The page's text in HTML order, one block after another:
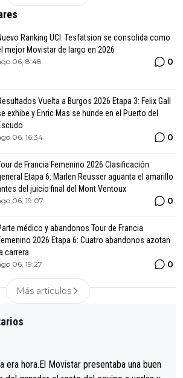
Ranking UCI: Tesfatsion se consolida como
mejor Movistar de largo en 2026
06, 8:48 0
Vuelta a Burgos 2026 Etapa 3: Felix Gall
exhibe y Enric Mas se hunde en el Puerto del
06, 16:34 0
de Francia Femenino 2026 Clasificación
Etapa 6: Marlen Reusser aguanta el amarillo
del juicio final del Mont Ventoux
06, 19:07 0
médico y abandonos Tour de Francia
2026 Etapa 6: Cuatro abandonos azotan
carrera
06, 19:27 0
Más articulos
era hora.El Movistar presentaba una buen